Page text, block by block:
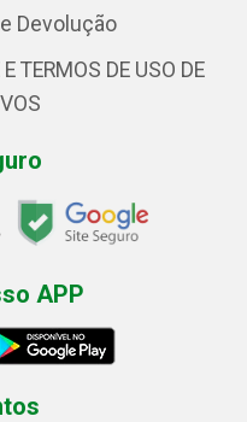
Devolução
TERMOS DE USO DE
APP